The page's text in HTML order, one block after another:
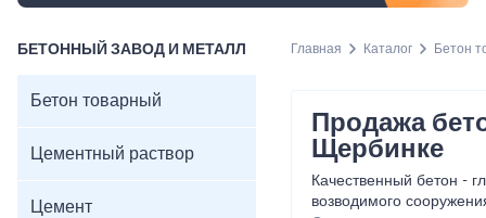
БЕТОННЫЙ ЗАВОД И МЕТАЛЛ
Бетон товарный
Цементный раствор
Цемент
Главная Каталог Бетон
Продажа
Щербинке
Качественный бетон -
возводимого